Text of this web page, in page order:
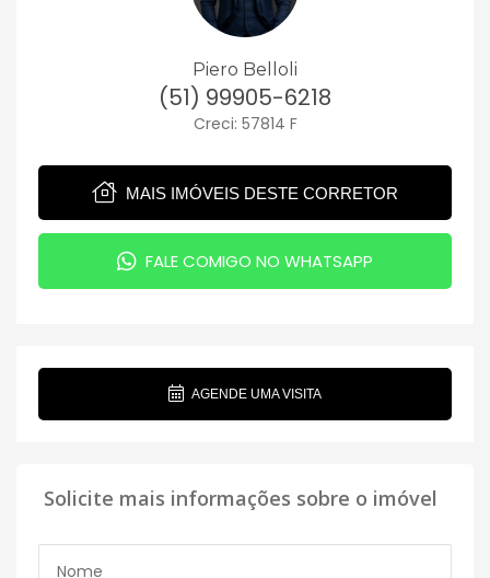
Piero Belloli
(51) 99905-6218
Creci: 57814 F
MAIS IMÓVEIS DESTE CORRETOR
FALE COMIGO NO WHATSAPP
AGENDE UMA VISITA
Solicite mais informações sobre o imóvel